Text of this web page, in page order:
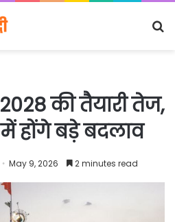
की तैयारी तेज,
होंगे बड़े बदलाव
May 9, 2026 2 minutes read